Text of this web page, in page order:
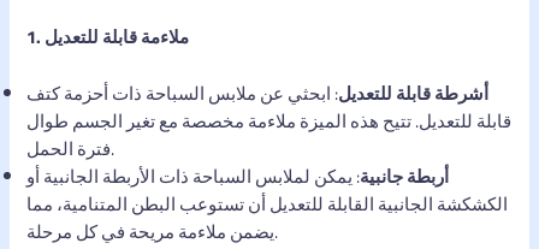
1. ملاءمة قابلة للتعديل
أشرطة قابلة للتعديل: ابحثي عن ملابس السباحة ذات أحزمة كتف
قابلة للتعديل. تتيح هذه الميزة ملاءمة مخصصة مع تغير الجسم طوال
فترة الحمل.
أربطة جانبية: يمكن لملابس السباحة ذات الأربطة الجانبية أو
الكشكشة الجانبية القابلة للتعديل أن تستوعب البطن المتنامية، مما
يضمن ملاءمة مريحة في كل مرحلة.